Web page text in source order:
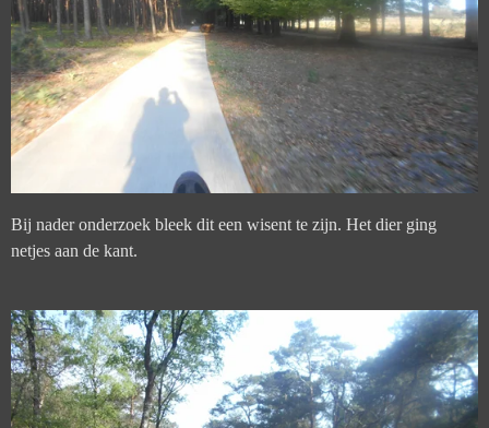
Bij nader onderzoek bleek dit een wisent te zijn. Het dier ging
netjes aan de kant.